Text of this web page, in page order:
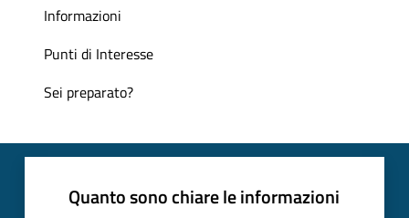
Informazioni
Punti di Interesse
Sei preparato?
Quanto sono chiare le informazioni